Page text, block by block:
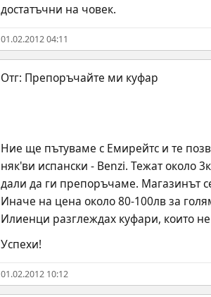
достатъчни на човек.
01.02.2012 04:11
Ние ще пътуваме с Емирейтс и те
няк'ви испански - Benzi. Тежат около
дали да ги препоръчаме. Магазинът
Иначе на цена около 80-100лв за
Илиенци разглеждах куфари, които
Успехи!
01.02.2012 10:12